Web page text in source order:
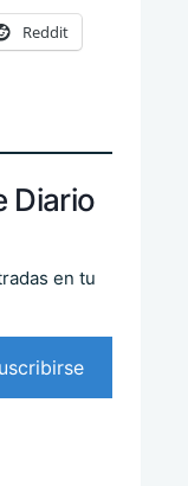
Reddit
Diario
en tu